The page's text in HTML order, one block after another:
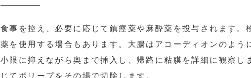
食事を控え、必要に応じて鎮痙薬や麻酔薬を投与されます。
薬を使用する場合もあります。大腸はアコーディオンのよう
小限に抑えながら奥まで挿入し、帰路に粘膜を詳細に観察し
じてポリープをその場で切除します。